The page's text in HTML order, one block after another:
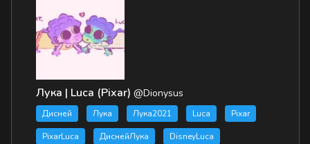
Лука | Luca (Pixar) @Dionysus
Дисней Лука Лука2021 Luca Pixar
PixarLuca ДиснейЛука DisneyLuca